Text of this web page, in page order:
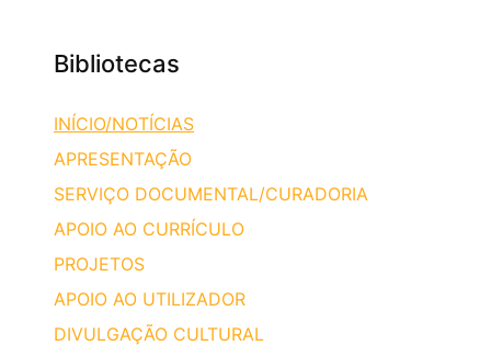
Bibliotecas
INÍCIO/NOTÍCIAS
APRESENTAÇÃO
SERVIÇO DOCUMENTAL/CURADORIA
APOIO AO CURRÍCULO
PROJETOS
APOIO AO UTILIZADOR
DIVULGAÇÃO CULTURAL